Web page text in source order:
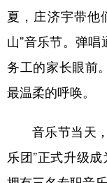
夏，庄济宇带他
山”音乐节。弹
务工的家长眼前
最温柔的呼唤。
音乐节当天
乐团”正式升级